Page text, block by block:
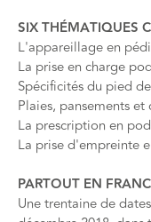
SIX THÉMATIQUES
L'appareillage en
La prise en charge
Spécificités du pied
Plaies, pansements
La prescription en
La prise d'empreinte
PARTOUT EN
Une trentaine de